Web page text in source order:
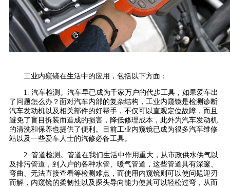
工业内窥镜在生活中的应用，包括以下方面：
1. 汽车检测。汽车早已成为千家万户的代步工具，如果爱车出
了问题怎么办？面对汽车内部的复杂结构，工业内窥镜是检测诊断
汽车发动机以及相关部件的好帮手，不仅可以直观定位故障，而且
避免了盲目拆装而造成的损害，降低修理成本，此外为汽车发动机
的清洗和保养也提供了便利。目前工业内窥镜已成为很多汽车维修
站以及一些爱车人士的汽修必备工具。
2. 管道检测。管道在我们生活中作用重大，从市政供水供气以
及排污管道，到入户的各种水管、暖气管道，这些管道具有深邃、
弯曲、无法直接查看等检测难点，而使用内窥镜则可以使问题迎刃
而解，内窥镜的柔韧性以及探头导向能力使其可以轻松过弯，从而